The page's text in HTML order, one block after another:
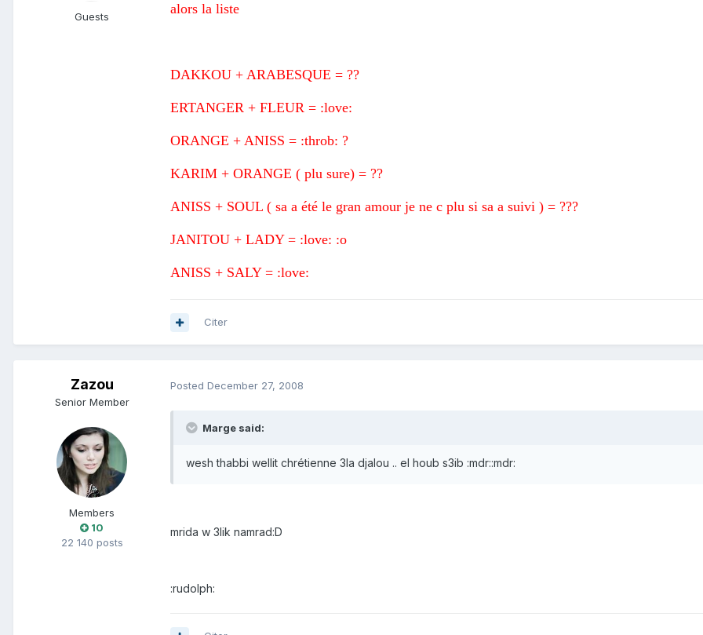
Guests alors la liste
DAKKOU + ARABESQUE = ??
ERTANGER + FLEUR = :love:
ORANGE + ANISS = :throb: ?
KARIM + ORANGE ( plu sure) = ??
ANISS + SOUL ( sa a été le gran amour je ne c plu si sa a suivi ) = ???
JANITOU + LADY = :love: :o
ANISS + SALY = :love:
Citer
Zazou
Senior Member
Members
10
22 140 posts
Posted December 27, 2008
Marge said:
wesh thabbi wellit chrétienne 3la djalou .. el houb s3ib :mdr::mdr:
mrida w 3lik namrad:D
:rudolph: